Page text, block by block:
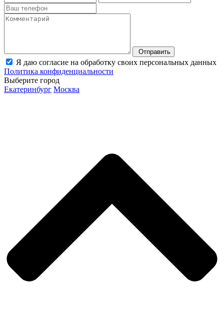
Отправить
Я даю согласие на обработку своих персональных данных
Политика конфиденциальности
Выберите город
Екатеринбург Москва